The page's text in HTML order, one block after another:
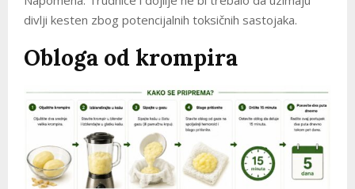
divlji kesten zbog potencijalnih toksičnih sastojaka.
Obloga od krompira